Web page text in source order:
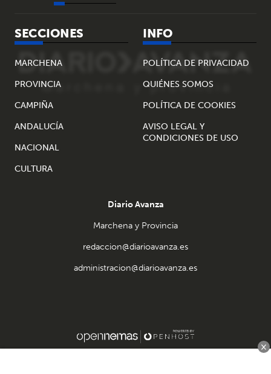
SECCIONES
MARCHENA
PROVINCIA
CAMPIÑA
ANDALUCÍA
NACIONAL
CULTURA
INFO
POLÍTICA DE PRIVACIDAD
QUIÉNES SOMOS
POLÍTICA DE COOKIES
AVISO LEGAL Y
CONDICIONES DE USO
Diario Avanza
Marchena y Provincia
redaccion@diarioavanza.es
administracion@diarioavanza.es
×